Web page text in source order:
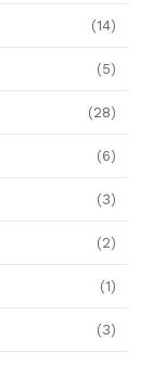
(14)
(5)
(28)
(6)
(3)
(2)
(1)
(3)